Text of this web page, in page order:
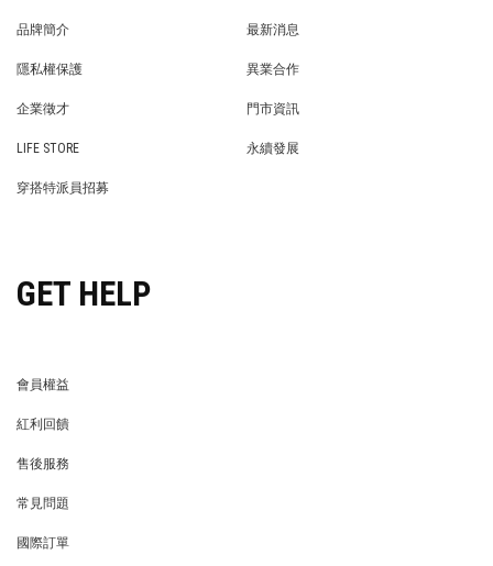
品牌簡介
最新消息
隱私權保護
異業合作
企業徵才
門市資訊
LIFE STORE
永續發展
穿搭特派員招募
GET HELP
會員權益
紅利回饋
售後服務
常見問題
國際訂單